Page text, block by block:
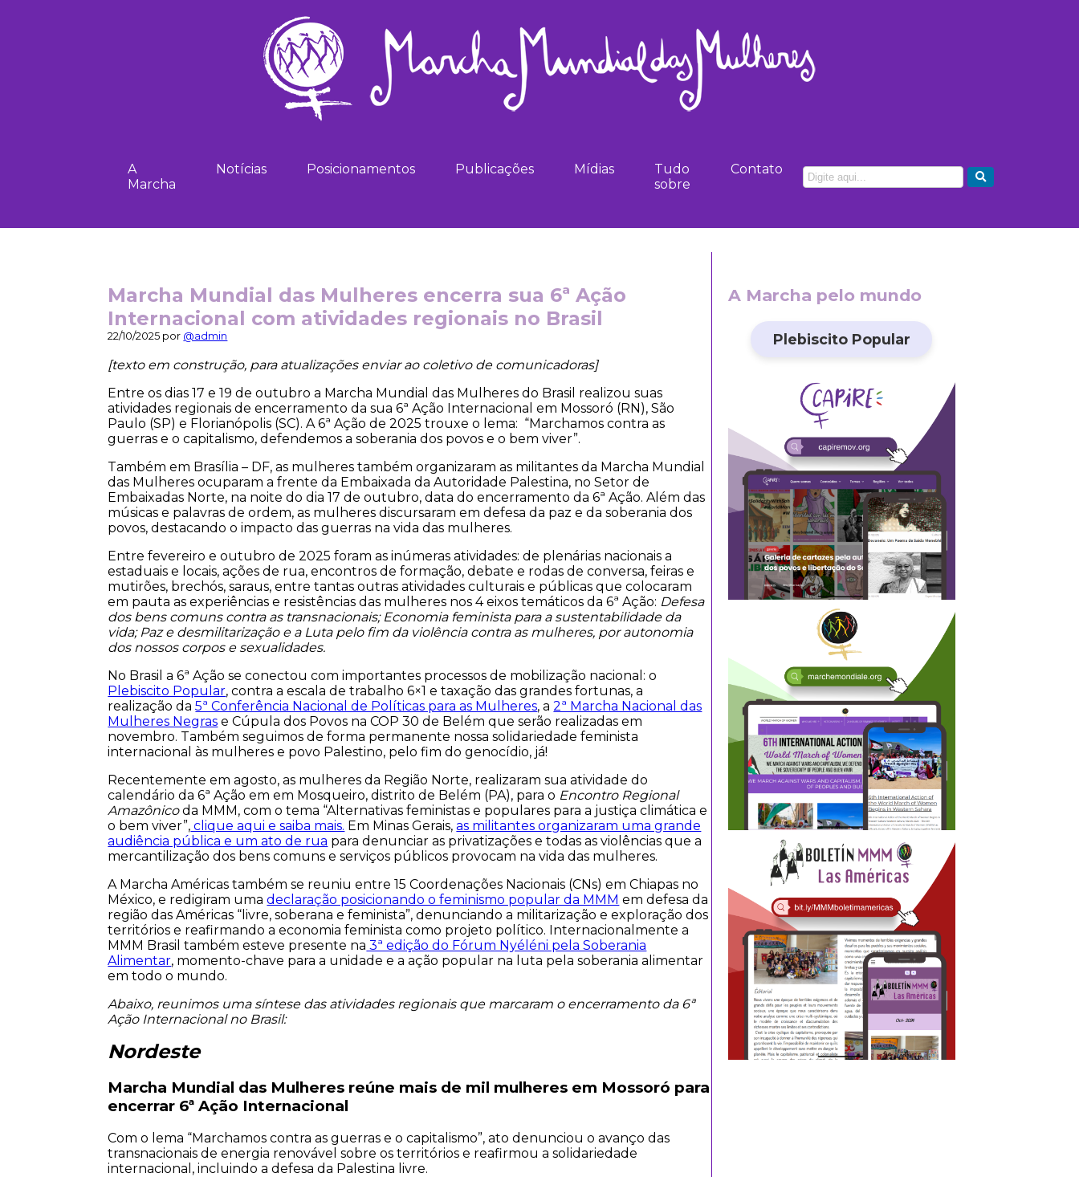
A
Marcha
Notícias Posicionamentos Publicações Mídias
Tudo
sobre
Contato
Marcha Mundial das Mulheres encerra sua 6ª Ação
Internacional com atividades regionais no Brasil
22/10/2025 por @admin
[texto em construção, para atualizações enviar ao coletivo de comunicadoras]
Entre os dias 17 e 19 de outubro a Marcha Mundial das Mulheres do Brasil realizou suas
atividades regionais de encerramento da sua 6ª Ação Internacional em Mossoró (RN), São
Paulo (SP) e Florianópolis (SC). A 6ª Ação de 2025 trouxe o lema: “Marchamos contra as
guerras e o capitalismo, defendemos a soberania dos povos e o bem viver”.
Também em Brasília – DF, as mulheres também organizaram as militantes da Marcha Mundial
das Mulheres ocuparam a frente da Embaixada da Autoridade Palestina, no Setor de
Embaixadas Norte, na noite do dia 17 de outubro, data do encerramento da 6ª Ação. Além das
músicas e palavras de ordem, as mulheres discursaram em defesa da paz e da soberania dos
povos, destacando o impacto das guerras na vida das mulheres.
Entre fevereiro e outubro de 2025 foram as inúmeras atividades: de plenárias nacionais a
estaduais e locais, ações de rua, encontros de formação, debate e rodas de conversa, feiras e
mutirões, brechós, saraus, entre tantas outras atividades culturais e públicas que colocaram
em pauta as experiências e resistências das mulheres nos 4 eixos temáticos da 6ª Ação: Defesa
dos bens comuns contra as transnacionais; Economia feminista para a sustentabilidade da
vida; Paz e desmilitarização e a Luta pelo fim da violência contra as mulheres, por autonomia
dos nossos corpos e sexualidades.
No Brasil a 6ª Ação se conectou com importantes processos de mobilização nacional: o
Plebiscito Popular, contra a escala de trabalho 6×1 e taxação das grandes fortunas, a
realização da5ª Conferência Nacional de Políticas para as Mulheres, a2ª Marcha Nacional das
Mulheres Negras e Cúpula dos Povos na COP 30 de Belém que serão realizadas em
novembro. Também seguimos de forma permanente nossa solidariedade feminista
internacional às mulheres e povo Palestino, pelo fim do genocídio, já!
Recentemente em agosto, as mulheres da Região Norte, realizaram sua atividade do
calendário da 6ª Ação em em Mosqueiro, distrito de Belém (PA), para o Encontro Regional
Amazônicoda MMM, com o tema “Alternativas feministas e populares para a justiça climática e
o bem viver”, clique aqui e saiba mais. Em Minas Gerais,as militantes organizaram uma grande
audiência pública e um ato de rua para denunciar as privatizações e todas as violências que a
mercantilização dos bens comuns e serviços públicos provocam na vida das mulheres.
A Marcha Américas também se reuniu entre 15 Coordenações Nacionais (CNs) em Chiapas no
México, e redigiram umadeclaração posicionando o feminismo popular da MMM em defesa da
região das Américas “livre, soberana e feminista”, denunciando a militarização e exploração dos
territórios e reafirmando a economia feminista como projeto político. Internacionalmente a
MMM Brasil também esteve presente na 3ª edição do Fórum Nyéléni pela Soberania
Alimentar, momento-chave para a unidade e a ação popular na luta pela soberania alimentar
em todo o mundo.
Abaixo, reunimos uma síntese das atividades regionais que marcaram o encerramento da 6ª
Ação Internacional no Brasil:
Nordeste
Marcha Mundial das Mulheres reúne mais de mil mulheres em Mossoró para
encerrar 6ª Ação Internacional
Com o lema “Marchamos contra as guerras e o capitalismo”, ato denunciou o avanço das
transnacionais de energia renovável sobre os territórios e reafirmou a solidariedade
internacional, incluindo a defesa da Palestina livre.
A Marcha pelo mundo
Plebiscito Popular